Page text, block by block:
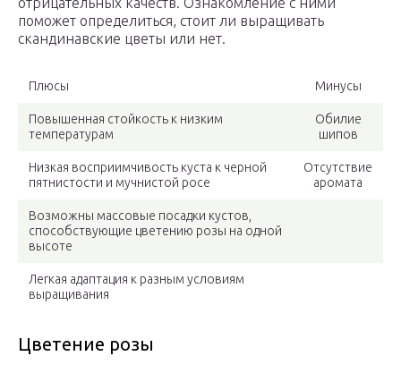
поможет определиться, стоит ли выращивать
скандинавские цветы или нет.
Плюсы Минусы
Повышенная стойкость к низким
температурам
Обилие
шипов
Низкая восприимчивость куста к черной
пятнистости и мучнистой росе
Отсутствие
аромата
Возможны массовые посадки кустов,
способствующие цветению розы на одной
высоте
Легкая адаптация к разным условиям
выращивания
Цветение розы